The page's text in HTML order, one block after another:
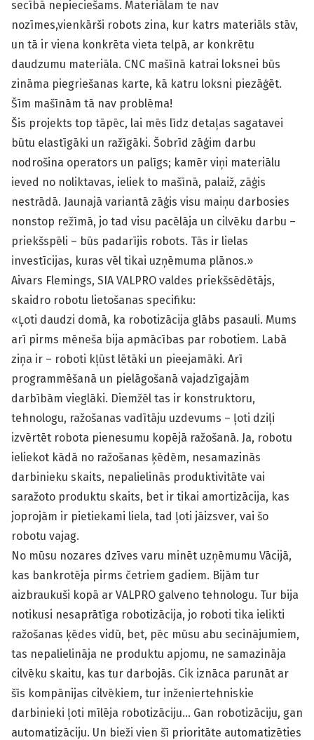
secībā nepieciešams. Materiālam te nav
nozīmes,vienkārši robots zina, kur katrs materiāls stāv,
un tā ir viena konkrēta vieta telpā, ar konkrētu
daudzumu materiāla. CNC mašīnā katrai loksnei būs
zināma piegriešanas karte, kā katru loksni piezāģēt.
Šīm mašīnām tā nav problēma!
Šis projekts top tāpēc, lai mēs līdz detaļas sagatavei
būtu elastīgāki un ražīgāki. Šobrīd zāģim darbu
nodrošina operators un palīgs; kamēr viņi materiālu
ieved no noliktavas, ieliek to mašīnā, palaiž, zāģis
nestrādā. Jaunajā variantā zāģis visu maiņu darbosies
nonstop režīmā, jo tad visu pacēlāja un cilvēku darbu –
priekšspēli – būs padarījis robots. Tās ir lielas
investīcijas, kuras vēl tikai uzņēmuma plānos.»
Aivars Flemings, SIA VALPRO valdes priekšsēdētājs,
skaidro robotu lietošanas specifiku:
«Ļoti daudzi domā, ka robotizācija glābs pasauli. Mums
arī pirms mēneša bija apmācības par robotiem. Labā
ziņa ir – roboti kļūst lētāki un pieejamāki. Arī
programmēšanā un pielāgošanā vajadzīgajām
darbībām vieglāki. Diemžēl tas ir konstruktoru,
tehnologu, ražošanas vadītāju uzdevums – ļoti dziļi
izvērtēt robota pienesumu kopējā ražošanā. Ja, robotu
ieliekot kādā no ražošanas ķēdēm, nesamazinās
darbinieku skaits, nepalielinās produktivitāte vai
saražoto produktu skaits, bet ir tikai amortizācija, kas
joprojām ir pietiekami liela, tad ļoti jāizsver, vai šo
robotu vajag.
No mūsu nozares dzīves varu minēt uzņēmumu Vācijā,
kas bankrotēja pirms četriem gadiem. Bijām tur
aizbraukuši kopā ar VALPRO galveno tehnologu. Tur bija
notikusi nesaprātīga robotizācija, jo roboti tika ielikti
ražošanas ķēdes vidū, bet, pēc mūsu abu secinājumiem,
tas nepalielināja ne produktu apjomu, ne samazināja
cilvēku skaitu, kas tur darbojās. Cik iznāca parunāt ar
šīs kompānijas cilvēkiem, tur inženiertehniskie
darbinieki ļoti mīlēja robotizāciju… Gan robotizāciju, gan
automatizāciju. Un bieži vien šī prioritāte automatizēties